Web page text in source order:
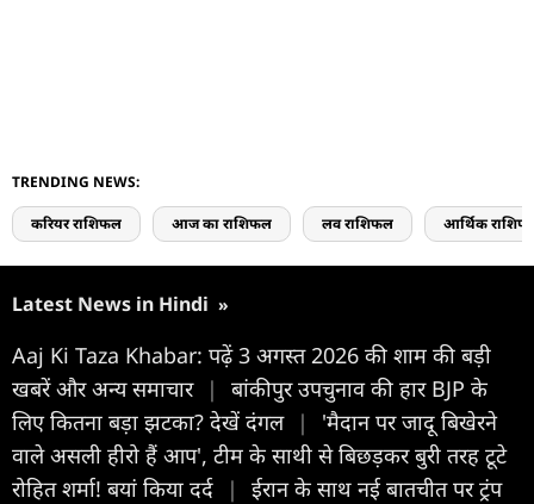
TRENDING NEWS:
करियर राशिफल आज का राशिफल लव राशिफल आर्थिक
Latest News in Hindi »
Aaj Ki Taza Khabar: पढ़ें 3 अगस्त 2026 की शाम की बड़ी
खबरें और अन्य समाचार |
बांकीपुर उपचुनाव की हार BJP के
लिए कितना बड़ा झटका? देखें दंगल |
'मैदान पर जादू बिखेरने
वाले असली हीरो हैं आप', टीम के साथी से बिछड़कर बुरी तरह टूटे
रोहित शर्मा! बयां किया दर्द
|
ईरान के साथ नई बातचीत पर ट्रंप